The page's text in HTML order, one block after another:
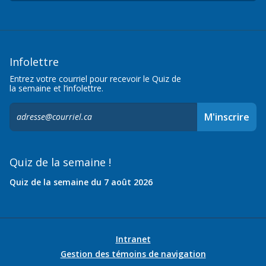
Infolettre
Entrez votre courriel pour recevoir le Quiz de
la semaine et l’infolettre.
M'inscrire
Quiz de la semaine !
Quiz de la semaine du 7 août 2026
Intranet
Gestion des témoins de navigation